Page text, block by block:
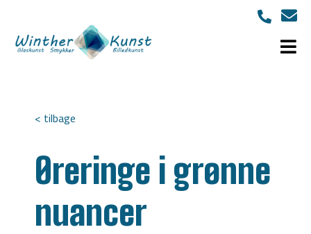
< tilbage
Øreringe i grønne
nuancer